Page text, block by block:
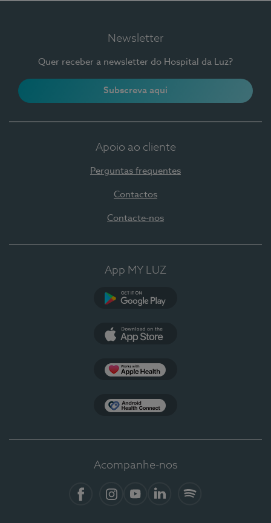
Newsletter
Quer receber a newsletter do Hospital da Luz?
Subscreva aqui
Apoio ao cliente
Perguntas frequentes
Contactos
Contacte-nos
App MY LUZ
Acompanhe-nos